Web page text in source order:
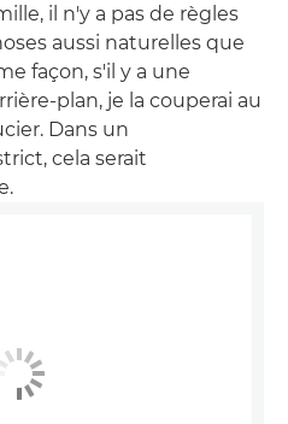
il n'y a pas de règles
aussi naturelles que
façon, s'il y a une
plan, je la couperai au
Dans un
cela serait